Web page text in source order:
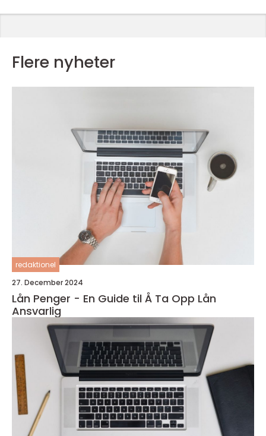
Flere nyheter
redaktionel
27. December 2024
Lån Penger - En Guide til Å Ta Opp Lån
Ansvarlig